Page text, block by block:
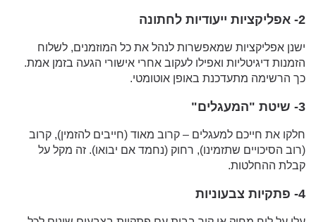
2- אפליקציות ייעודיות לחתונה
ישנן אפליקציות שמאפשרות לנהל את כל המוזמנים, לשלוח
הזמנות דיגיטליות ואפילו לעקוב אחרי אישורי הגעה בזמן אמת.
כך הרשימה מתעדכנת באופן אוטומטי.
3- שיטת "המעגלים"
חלקו את חייכם למעגלים – קרוב מאוד (חייבים להזמין), קרוב
(רוב הסיכויים שתזמינו), רחוק (נחמד אם יבואו). זה מקל על
קבלת ההחלטות.
4- פתקיות צבעוניות